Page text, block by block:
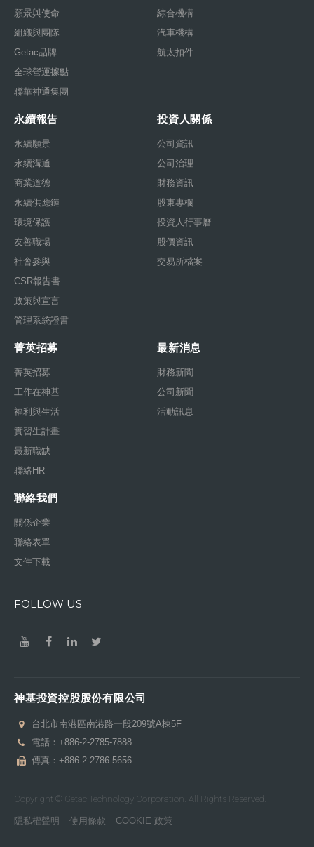
願景與使命
組織與團隊
Getac品牌
全球營運據點
聯華神通集團
綜合機構
汽車機構
航太扣件
永續報告
永續願景
永續溝通
商業道德
永續供應鏈
環境保護
友善職場
社會參與
CSR報告書
政策與宣言
管理系統證書
投資人關係
公司資訊
公司治理
財務資訊
股東專欄
投資人行事曆
股價資訊
交易所檔案
菁英招募
菁英招募
工作在神基
福利與生活
實習生計畫
最新職缺
聯絡HR
最新消息
財務新聞
公司新聞
活動訊息
聯絡我們
關係企業
聯絡表單
文件下載
FOLLOW US
神基投資控股股份有限公司
台北市南港區南港路一段209號A棟5F
電話： +886-2-2785-7888
傳真：+886-2-2786-5656
Copyright © Getac Technology Corporation. All Rights Reserved.
隱私權聲明 使用條款 COOKIE 政策